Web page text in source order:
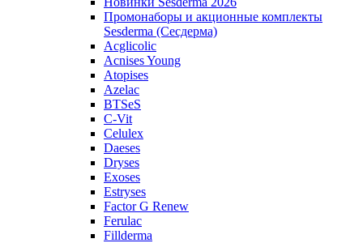
Промонаборы и акционные комплекты
Sesderma (Сесдерма)
Acglicolic
Acnises Young
Atopises
Azelac
BTSeS
C‑Vit
Celulex
Daeses
Dryses
Exoses
Estryses
Factor G Renew
Ferulac
Fillderma